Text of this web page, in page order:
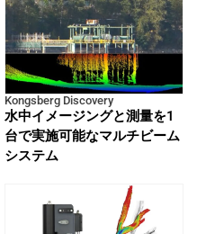
Kongsberg Discovery
水中イメージングと測量を1
台で実施可能なマルチビーム
システム